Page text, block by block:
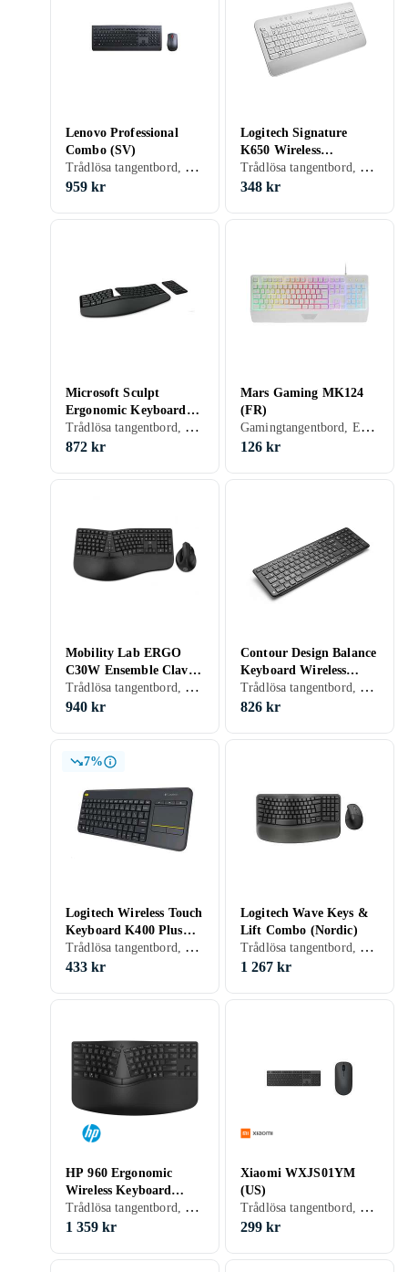
Lenovo Professional
Combo (SV)
Trådlösa tangentbord, Tangentbord- och muspaket, Ergonomiska tangentbord, Scissor switch , Svensk/Finsk, PC, Mac, Standard
959 kr
Logitech Signature
K650 Wireless
Keyboard with Palm
Rest (ES)
Trådlösa tangentbord, Ergonomiska tangentbord, Membran, Spansk, Mac, Ergonomiskt
348 kr
Microsoft Sculpt
Ergonomic Keyboard
for Business (FR)
Trådlösa tangentbord, Ergonomiska tangentbord, Mekaniskt, Fransk, PC, Mac, Ergonomiskt
872 kr
Mars Gaming MK124
(FR)
Gamingtangentbord, Ergonomiska tangentbord, Membran, Fransk, PC, Mac, Ergonomiskt
126 kr
Mobility Lab ERGO
C30W Ensemble Clavier
+ Souris Full Size USB
24 GHz + Bluetooth x2
Trådlösa tangentbord, Ergonomiska tangentbord, Ergonomiskt
940 kr
Contour Design Balance
Keyboard Wireless
(Nordic)
Trådlösa tangentbord, Ergonomiska tangentbord, Scissor switch , Nordisk, PC, Mac, Standard
826 kr
7%
Logitech Wireless Touch
Keyboard K400 Plus
(EN)
Trådlösa tangentbord, Ergonomiska tangentbord, Membran, Engelsk, PC, SmartTV, Surfplattor, Standard
433 kr
Logitech Wave Keys &
Lift Combo (Nordic)
Trådlösa tangentbord, Tangentbord- och muspaket, Ergonomiska tangentbord, Membran, Ergonomiskt
1 267 kr
HP 960 Ergonomic
Wireless Keyboard
(Nordic)
Trådlösa tangentbord, Ergonomiska tangentbord, Scissor switch , Nordisk, PC, Mac, TKL (tenkeyless/kompakt)
1 359 kr
Xiaomi WXJS01YM
(US)
Trådlösa tangentbord, Tangentbord- och muspaket, Ergonomiska tangentbord, Ergonomiskt
299 kr